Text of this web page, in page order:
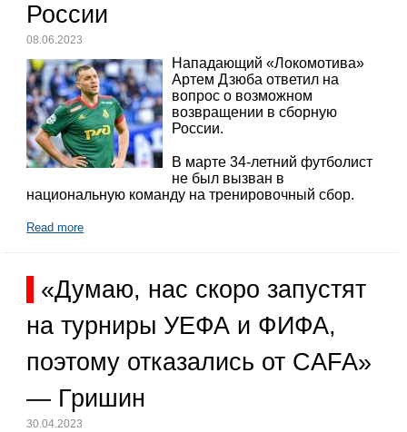
России
08.06.2023
Нападающий «Локомотива»
Артем Дзюба ответил на
вопрос о возможном
возвращении в сборную
России.
В марте 34-летний футболист
не был вызван в
национальную команду на тренировочный сбор.
Read more
«Думаю, нас скоро запустят
на турниры УЕФА и ФИФА,
поэтому отказались от CAFA»
— Гришин
30.04.2023